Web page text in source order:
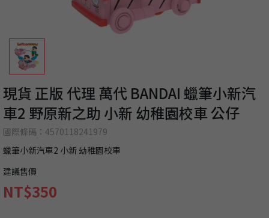
現貨 正版 代理 萬代 BANDAI 蠟筆小新汽
車2 野原新之助 小新 幼稚園校車 公仔
國際條碼：4570118241979
蠟筆小新汽車2 小新 幼稚園校車
建議售價
NT$350